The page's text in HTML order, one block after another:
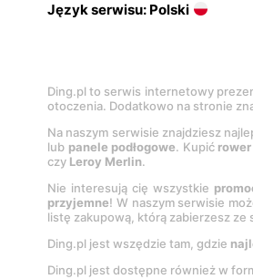
Język serwisu: Polski
Ding.pl to serwis internetowy
otoczenia. Dodatkowo na stronie
Na naszym serwisie znajdziesz
lub panele podłogowe. Kupić rower
czy Leroy Merlin.
Nie interesują cię wszystkie
przyjemne! W naszym serwisie
listę zakupową, którą zabierzesz ze
Ding.pl jest wszędzie tam, gdzie
Ding.pl jest dostępne również w